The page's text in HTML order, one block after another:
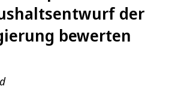
der
bewerten